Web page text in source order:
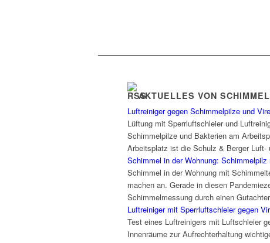
AKTUELLES VON
Luftreiniger gegen Schimmelpilze und
Lüftung mit Sperrluftschleier und
Schimmelpilze und Bakterien am
Arbeitsplatz ist die Schulz & Berger
Schimmel in der Wohnung:
Schimmel in der Wohnung mit
machen an. Gerade in diesen
Schimmelmessung durch einen
Luftreiniger mit Sperrluftschleier gegen
Test eines Luftreinigers mit Luftschleier
Innenräume zur Aufrechterhaltung